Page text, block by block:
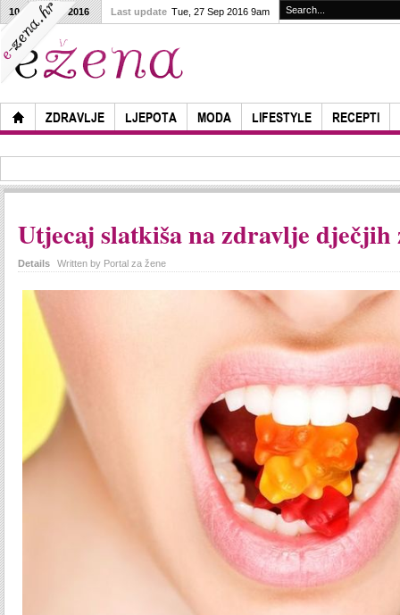
ZDRAVLJE LJEPOTA MODA LIFESTYLE RECEPTI
10 27 2016 Last update Tue, 27 Sep 2016 9am
Utjecaj slatkiša na zdravlje dječjih
Details Written by Portal za žene